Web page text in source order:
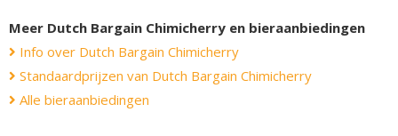
Meer Dutch Bargain Chimicherry en bieraanbiedingen
Info over Dutch Bargain Chimicherry
Standaardprijzen van Dutch Bargain Chimicherry
Alle bieraanbiedingen